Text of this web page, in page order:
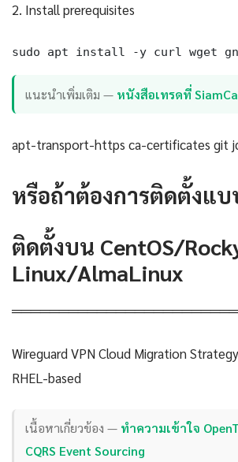
2. Install prerequisites
sudo apt install -y curl wget
แนะนำเพิ่มเติม — หนังสือเทรดที่
apt-transport-https ca-certificates git
หรือถ้าต้องการติดตั้งแบ
ติดตั้งบน CentOS/
Linux/AlmaLinux
Wireguard VPN Cloud Migration
RHEL-based
เนื้อหาเกี่ยวข้อง — ทำความเข้าใจ
CQRS Event Sourcing